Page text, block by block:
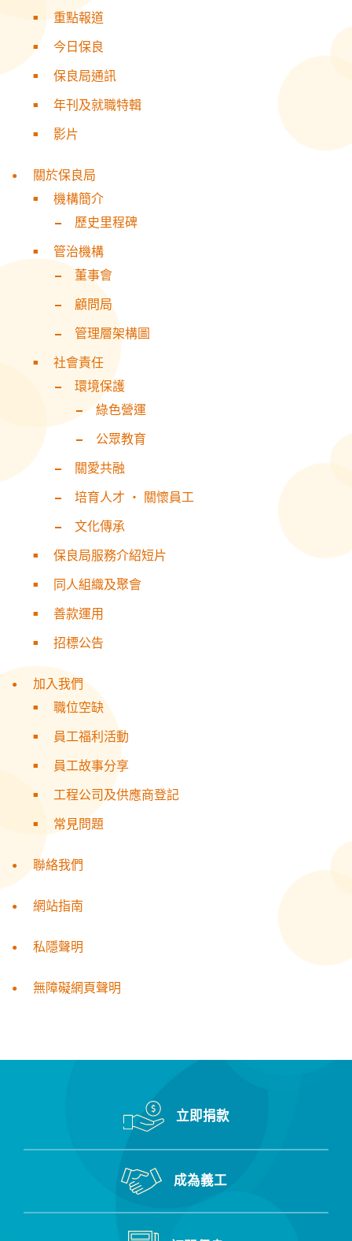
重點報道
今日保良
保良局通訊
年刊及就職特輯
影片
關於保良局
機構簡介
歷史里程碑
管治機構
董事會
顧問局
管理層架構圖
社會責任
環境保護
綠色營運
公眾教育
關愛共融
培育人才 ‧ 關懷員工
文化傳承
保良局服務介紹短片
同人組織及聚會
善款運用
招標公告
加入我們
職位空缺
員工福利活動
員工故事分享
工程公司及供應商登記
常見問題
聯絡我們
網站指南
私隱聲明
無障礙網頁聲明
立即捐款
成為義工